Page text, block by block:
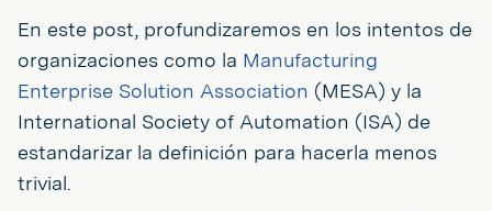
En este post, profundizaremos en los intentos de
organizaciones como la Manufacturing
Enterprise Solution Association (MESA) y la
International Society of Automation (ISA) de
estandarizar la definición para hacerla menos
trivial.